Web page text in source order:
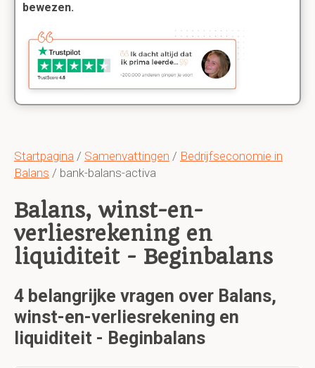
Startpagina / Samenvattingen / Bedrijfseconomie in
Balans / bank-balans-activa
Balans, winst-en-
verliesrekening en
liquiditeit - Beginbalans
4 belangrijke vragen over Balans,
winst-en-verliesrekening en
liquiditeit - Beginbalans
bewezen.